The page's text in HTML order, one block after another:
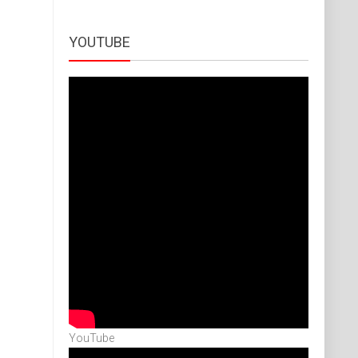
YOUTUBE
YouTube